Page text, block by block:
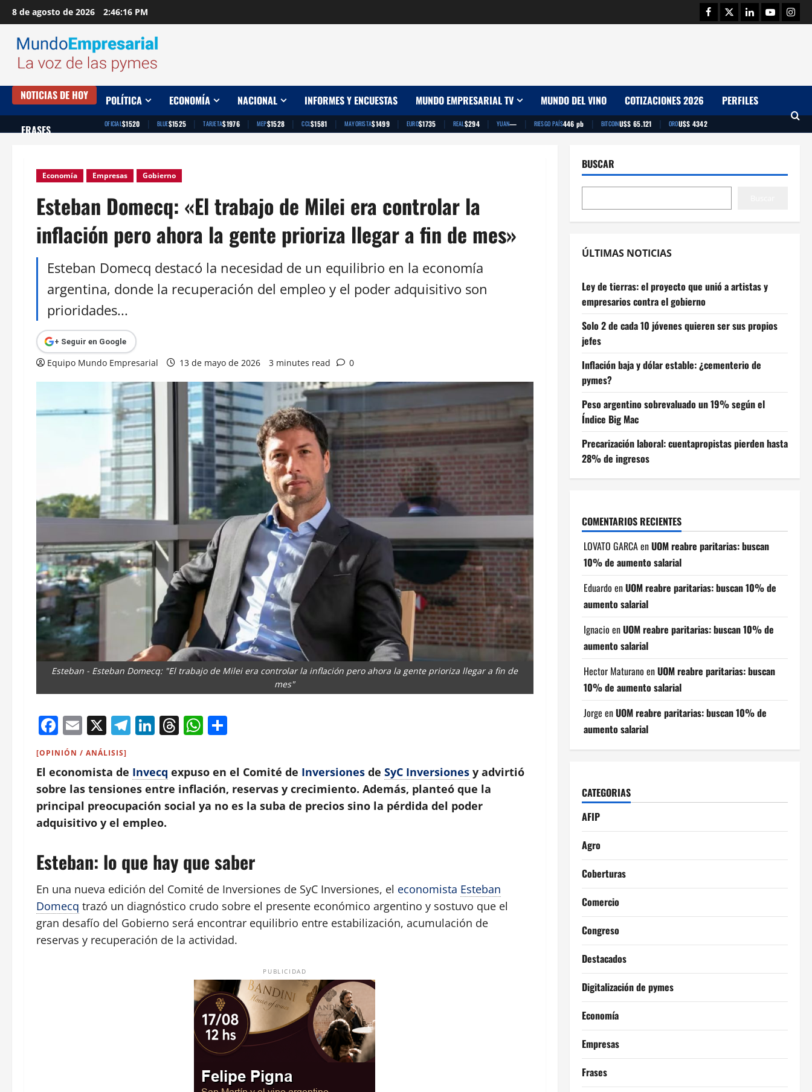
Saltar
al
contenido
8 de agosto de 2026 2:46:17 PM Facebook
TwitterLinkedinYoutube
NOTICIAS DE HOY POLÍTICA ECONOMÍA NACIONAL INFORMES Y ENCUESTAS MUNDO EMPRESARIAL TV MUNDO DEL VINO COTIZACIONES 2026 PERFILES
FRASES OFICIAL$1520 | BLUE$1525 | TARJETA$1976 | MEP$1528 | CCL$1581 | MAYORISTA$1499 | EURO$1735 | REAL$294 | YUAN— | RIESGO PAÍS446 pb | BITCOINU$S 65.121 | OROU$S 4342
Economía Empresas Gobierno
Esteban Domecq: «El trabajo de Milei era controlar la
inflación pero ahora la gente prioriza llegar a fin de mes»
Esteban Domecq destacó la necesidad de un equilibrio en la economía
argentina, donde la recuperación del empleo y el poder adquisitivo son
prioridades...
+ Seguir en Google
Equipo Mundo Empresarial 13 de mayo de 2026 3 minutes read 0
Esteban - Esteban Domecq: "El trabajo de Milei era controlar la inflación pero ahora la gente prioriza llegar a fin de
mes"
Facebook
Email
X Telegram
LinkedIn
Threads
WhatsApp
[OPINIÓN / ANÁLISIS]
El economista de Invecq expuso en el Comité de Inversiones de SyC Inversiones y advirtió
sobre las tensiones entre inflación, reservas y crecimiento. Además, planteó que la
principal preocupación social ya no es la suba de precios sino la pérdida del poder
adquisitivo y el empleo.
Esteban: lo que hay que saber
En una nueva edición del Comité de Inversiones de SyC Inversiones, el economista Esteban
Domecq trazó un diagnóstico crudo sobre el presente económico argentino y sostuvo que el
gran desafío del Gobierno será encontrar equilibrio entre estabilización, acumulación de
reservas y recuperación de la actividad.
PUBLICIDAD
BUSCAR
ÚLTIMAS NOTICIAS
Ley de tierras: el proyecto que unió a artistas y
empresarios contra el gobierno
Solo 2 de cada 10 jóvenes quieren ser sus propios
jefes
Inflación baja y dólar estable: ¿cementerio de
pymes?
Peso argentino sobrevaluado un 19% según el
Índice Big Mac
Precarización laboral: cuentapropistas pierden hasta
28% de ingresos
COMENTARIOS RECIENTES
LOVATO GARCAenUOM reabre paritarias: buscan
10% de aumento salarial
Eduardo enUOM reabre paritarias: buscan 10% de
aumento salarial
Ignacio enUOM reabre paritarias: buscan 10% de
aumento salarial
Hector Maturano enUOM reabre paritarias: buscan
10% de aumento salarial
Jorge enUOM reabre paritarias: buscan 10% de
aumento salarial
CATEGORIAS
AFIP
Agro
Coberturas
Comercio
Congreso
Destacados
Digitalización de pymes
Economía
Empresas
Frases